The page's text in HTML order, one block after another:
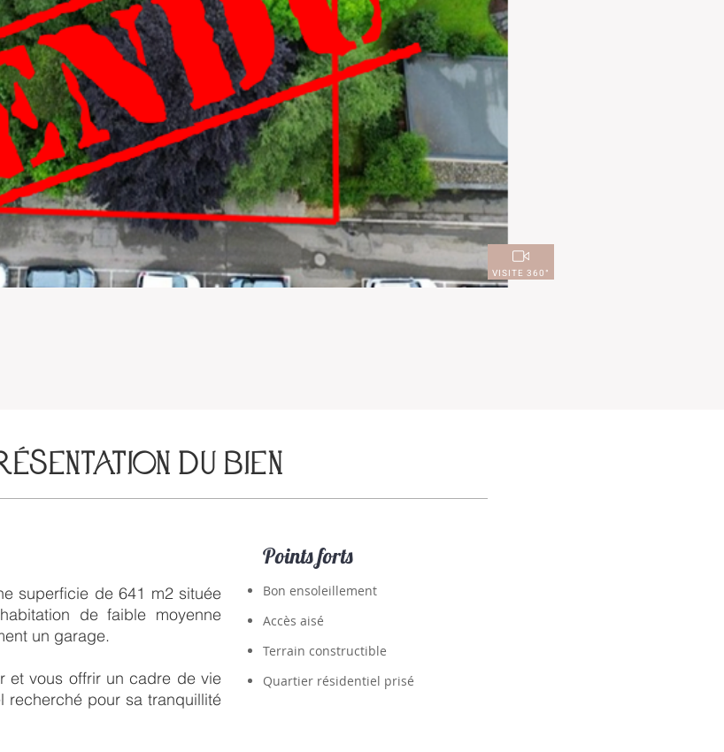
VISITE 360°
du bien
superficie de 641 m2 située
de faible moyenne
un garage.
et vous offrir un cadre de vie
recherché pour sa tranquillité
Points forts
Bon ensoleillement
Accès aisé
Terrain constructible
Quartier résidentiel prisé